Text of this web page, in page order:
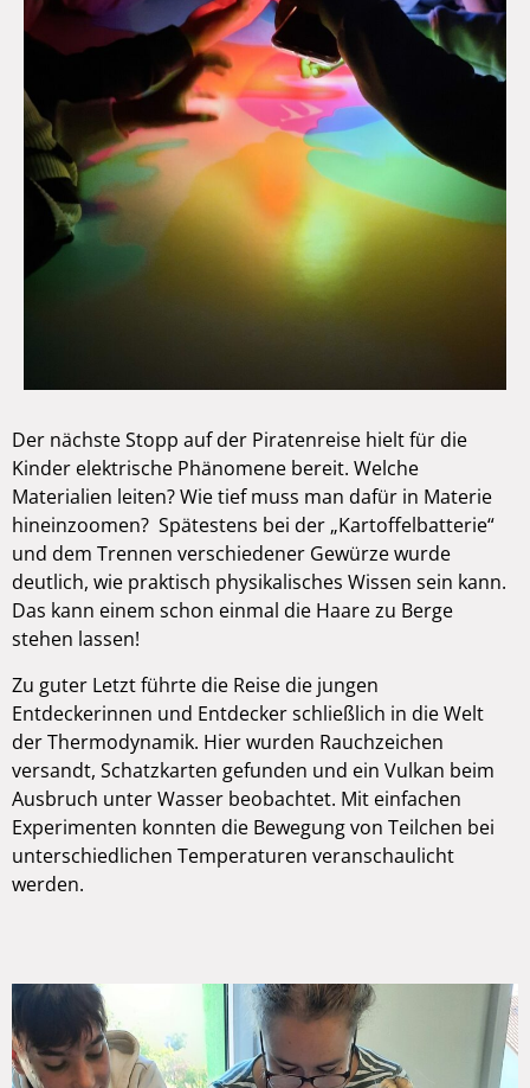
Der nächste Stopp auf der Piratenreise hielt für die
Kinder elektrische Phänomene bereit. Welche
Materialien leiten? Wie tief muss man dafür in Materie
hineinzoomen? Spätestens bei der „Kartoffelbatterie“
und dem Trennen verschiedener Gewürze wurde
deutlich, wie praktisch physikalisches Wissen sein kann.
Das kann einem schon einmal die Haare zu Berge
stehen lassen!
Zu guter Letzt führte die Reise die jungen
Entdeckerinnen und Entdecker schließlich in die Welt
der Thermodynamik. Hier wurden Rauchzeichen
versandt, Schatzkarten gefunden und ein Vulkan beim
Ausbruch unter Wasser beobachtet. Mit einfachen
Experimenten konnten die Bewegung von Teilchen bei
unterschiedlichen Temperaturen veranschaulicht
werden.